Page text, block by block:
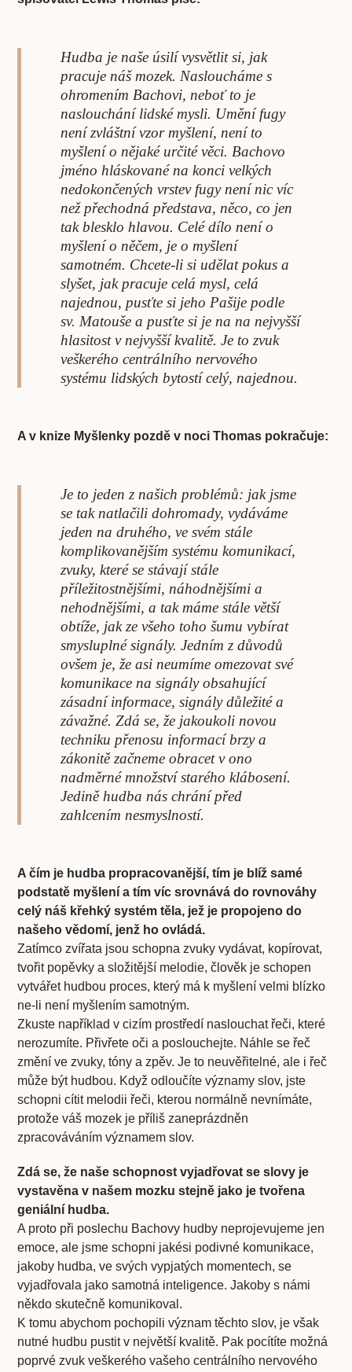
Hudba je naše úsilí vysvětlit si, jak
pracuje náš mozek. Nasloucháme s
ohromením Bachovi, neboť to je
naslouchání lidské mysli. Umění fugy
není zvláštní vzor myšlení, není to
myšlení o nějaké určité věci. Bachovo
jméno hláskované na konci velkých
nedokončených vrstev fugy není nic víc
než přechodná představa, něco, co jen
tak blesklo hlavou. Celé dílo není o
myšlení o něčem, je o myšlení
samotném. Chcete-li si udělat pokus a
slyšet, jak pracuje celá mysl, celá
najednou, pusťte si jeho Pašije podle
sv. Matouše a pusťte si je na na nejvyšší
hlasitost v nejvyšší kvalitě. Je to zvuk
veškerého centrálního nervového
systému lidských bytostí celý, najednou.
A v knize Myšlenky pozdě v noci Thomas pokračuje:
Je to jeden z našich problémů: jak jsme
se tak natlačili dohromady, vydáváme
jeden na druhého, ve svém stále
komplikovanějším systému komunikací,
zvuky, které se stávají stále
příležitostnějšími, náhodnějšími a
nehodnějšími, a tak máme stále větší
obtíže, jak ze všeho toho šumu vybírat
smysluplné signály. Jedním z důvodů
ovšem je, že asi neumíme omezovat své
komunikace na signály obsahující
zásadní informace, signály důležité a
závažné. Zdá se, že jakoukoli novou
techniku přenosu informací brzy a
zákonitě začneme obracet v ono
nadměrné množství starého klábosení.
Jedině hudba nás chrání před
zahlcením nesmyslností.
A čím je hudba propracovanější, tím je blíž samé
podstatě myšlení a tím víc srovnává do rovnováhy
celý náš křehký systém těla, jež je propojeno do
našeho vědomí, jenž ho ovládá.
Zatímco zvířata jsou schopna zvuky vydávat, kopírovat,
tvořit popěvky a složitější melodie, člověk je schopen
vytvářet hudbou proces, který má k myšlení velmi blízko
ne-li není myšlením samotným.
Zkuste například v cizím prostředí naslouchat řeči, které
nerozumíte. Přivřete oči a poslouchejte. Náhle se řeč
změní ve zvuky, tóny a zpěv. Je to neuvěřitelné, ale i řeč
může být hudbou. Když odloučíte významy slov, jste
schopni cítit melodii řeči, kterou normálně nevnímáte,
protože váš mozek je příliš zaneprázdněn
zpracováváním významem slov.
Zdá se, že naše schopnost vyjadřovat se slovy je
vystavěna v našem mozku stejně jako je tvořena
geniální hudba.
A proto při poslechu Bachovy hudby neprojevujeme jen
emoce, ale jsme schopni jakési podivné komunikace,
jakoby hudba, ve svých vypjatých momentech, se
vyjadřovala jako samotná inteligence. Jakoby s námi
někdo skutečně komunikoval.
K tomu abychom pochopili význam těchto slov, je však
nutné hudbu pustit v největší kvalitě. Pak pocítíte možná
poprvé zvuk veškerého vašeho centrálního nervového